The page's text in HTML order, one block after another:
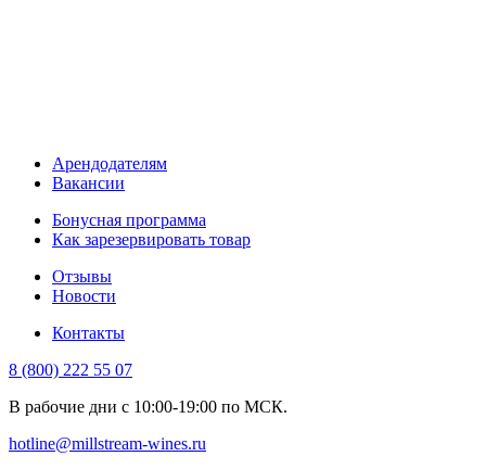
Арендодателям
Вакансии
Бонусная программа
Как зарезервировать товар
Отзывы
Новости
Контакты
8 (800) 222 55 07
В рабочие дни с 10:00-19:00 по МСК.
hotline@millstream-wines.ru